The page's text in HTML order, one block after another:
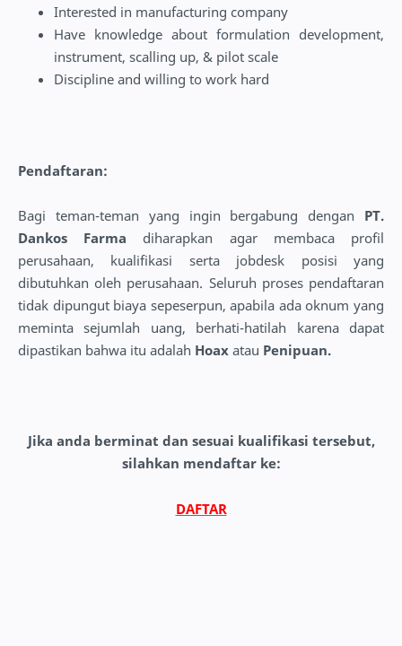
Interested in manufacturing company
Have knowledge about formulation development,
instrument, scalling up, & pilot scale
Discipline and willing to work hard
Pendaftaran:
Bagi teman-teman yang ingin bergabung dengan PT.
Dankos Farma diharapkan agar membaca profil
perusahaan, kualifikasi serta jobdesk posisi yang
dibutuhkan oleh perusahaan. Seluruh proses pendaftaran
tidak dipungut biaya sepeserpun, apabila ada oknum yang
meminta sejumlah uang, berhati-hatilah karena dapat
dipastikan bahwa itu adalah Hoax atau Penipuan.
Jika anda berminat dan sesuai kualifikasi tersebut,
silahkan mendaftar ke:
DAFTAR